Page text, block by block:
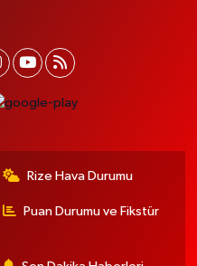
Rize Hava Durumu
Puan Durumu ve Fikstür